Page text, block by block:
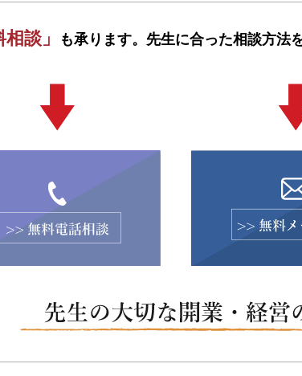
相談」 も承ります。 先生に合った相談方法